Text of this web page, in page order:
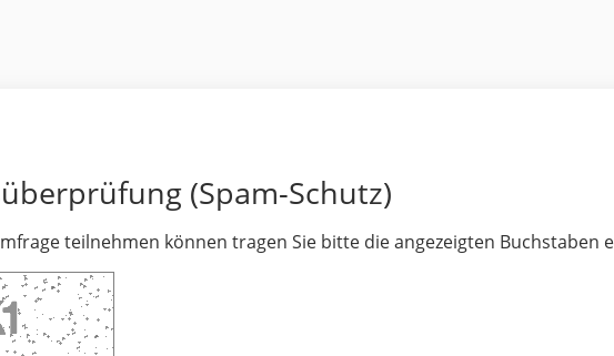
(Spam-Schutz)
teilnehmen können tragen Sie bitte die angezeigten Buchstaben